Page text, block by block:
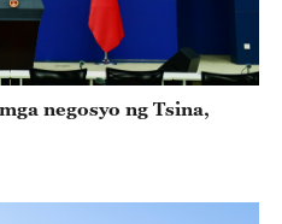
negosyo ng Tsina,